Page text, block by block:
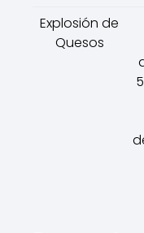
Explosión de
Quesos